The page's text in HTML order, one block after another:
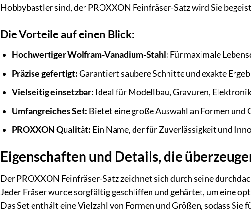
Hobbybastler sind, der PROXXON Feinfräser-Satz wird Sie
Die Vorteile auf einen Blick:
Hochwertiger Wolfram-Vanadium-Stahl: Für maximale
Präzise gefertigt:Garantiert saubere Schnitte und exakte
Vielseitig einsetzbar: Ideal für Modellbau, Gravuren,
Umfangreiches Set: Bietet eine große Auswahl an Formen und
PROXXON Qualität: Ein Name, der für Zuverlässigkeit und
Eigenschaften und Details, die
Der PROXXON Feinfräser-Satz zeichnet sich durch seine
Jeder Fräser wurde sorgfältig geschliffen und gehärtet, um eine
Das Set enthält eine Vielzahl von Formen und Größen, sodass Sie